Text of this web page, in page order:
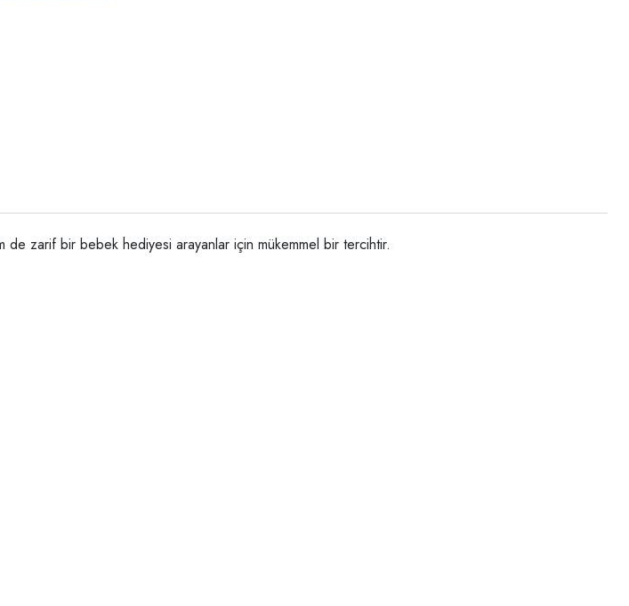
de zarif bir bebek hediyesi arayanlar için mükemmel bir tercihtir.